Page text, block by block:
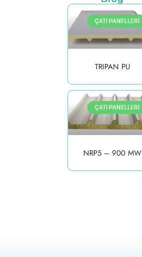
ÇATI PANELLERI
TRIPAN PU
ÇATI PANELLERI
NRP5 – 900 MW